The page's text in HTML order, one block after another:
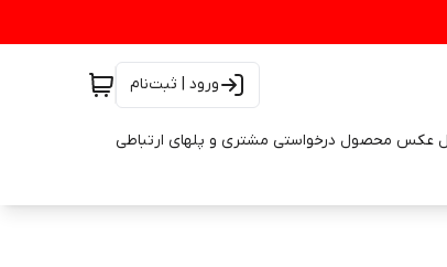
ورود | ثبت‌نام
عکس محصول درخواستی مشتری و پلهای ارتباطی